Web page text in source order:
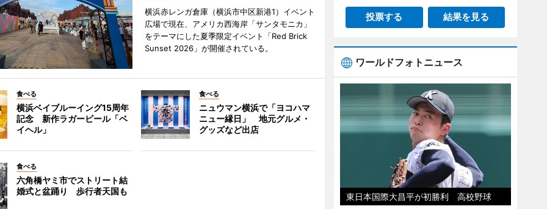
横浜赤レンガ倉庫（横浜市中区新港1）イベント
広場で現在、アメリカ西海岸「サンタモニカ」
をテーマにした夏季限定イベント「Red Brick
Sunset 2026」が開催されている。
食べる
横浜ベイブルーイング15周年
記念 新作ラガービール「ベ
イヘル」
食べる
ニュウマン横浜で「ヨコハマ
ニュー縁日」 地元グルメ・
グッズなど出店
食べる
六角橋ヤミ市でストリート結
婚式と盆踊り 歩行者天国も
投票する 結果を見る
ワールドフォトニュース
東日本国際大昌平が初勝利 高校野球